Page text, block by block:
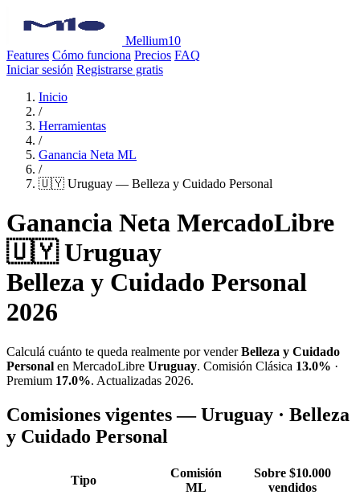
Mellium10
Features Cómo funciona Precios FAQ
Iniciar sesión Registrarse gratis
Inicio
/
Herramientas
/
Ganancia Neta ML
/
🇺🇾 Uruguay — Belleza y Cuidado Personal
Ganancia Neta MercadoLibre
🇺🇾 Uruguay
Belleza y Cuidado Personal
2026
Calculá cuánto te queda realmente por venderBelleza y Cuidado
Personal en MercadoLibre Uruguay. Comisión Clásica 13.0% ·
Premium 17.0%. Actualizadas 2026.
Comisiones vigentes — Uruguay · Belleza
y Cuidado Personal
Tipo
Comisión
ML
Sobre $10.000
vendidos